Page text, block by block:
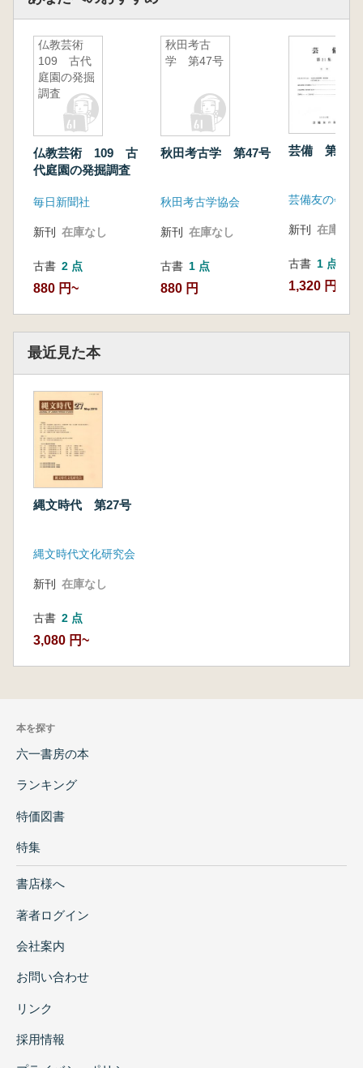
仏教芸術
109 古代
庭園の発掘
調査
仏教芸術 109 古
代庭園の発掘調査
毎日新聞社
新刊 在庫なし
古書 2 点
880 円~
秋田考古
学 第47号
秋田考古学 第47号
秋田考古学協会
新刊 在庫なし
古書 1 点
880 円
芸備 第21集
芸備友の会
新刊 在庫なし
古書 1 点
1,320 円
最近見た本
縄文時代 第27号
縄文時代文化研究会
新刊 在庫なし
古書 2 点
3,080 円~
本を探す
六一書房の本
ランキング
特価図書
特集
書店様へ
著者ログイン
会社案内
お問い合わせ
リンク
採用情報